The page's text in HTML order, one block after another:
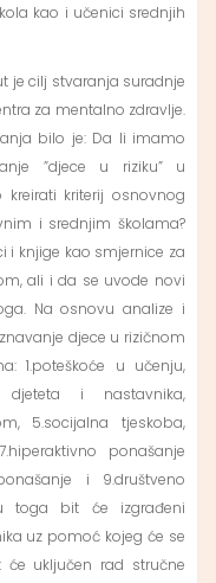
kao i učenici srednjih
je cilj stvaranja suradnje
za mentalno zdravlje.
bilo je: Da li imamo
”djece u riziku” u
kriterij osnovnog
i srednjim školama?
i knjige kao smjernice za
ali i da se uvode novi
Na osnovu analize i
djece u rizičnom
1.poteškoće u učenju,
djeteta i nastavnika,
5.socijalna tjeskoba,
ponašanje
i 9.društveno
toga bit će izgrađeni
uz pomoć kojeg će se
uključen rad stručne